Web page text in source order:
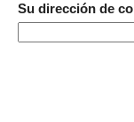
Su dirección de